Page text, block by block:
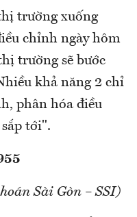
trường xuống
chỉnh ngày hôm
trường sẽ bước
khả năng 2 chỉ
phân hóa điều
tới".
Sài Gòn – SSI)